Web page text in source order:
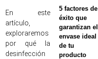
En este
artículo,
exploraremos
por qué la
desinfección
5 factores de
éxito que
garantizan el
envase ideal
de tu
producto